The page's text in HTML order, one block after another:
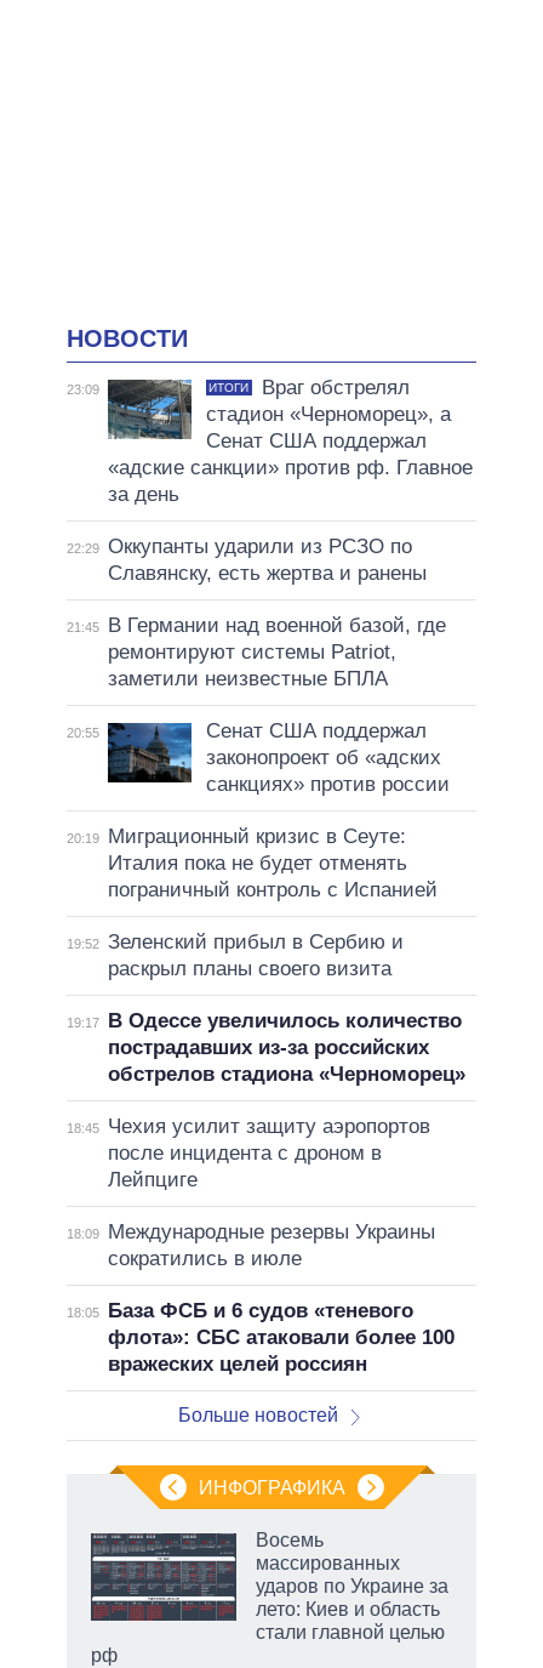
НОВОСТИ
23:09 ИТОГИ
Враг обстрелял
стадион «Черноморец», а
Сенат США поддержал
«адские санкции» против рф. Главное
за день
22:29 Оккупанты ударили из РСЗО по
Славянску, есть жертва и ранены
21:45
В Германии над военной базой, где
ремонтируют системы Patriot,
заметили неизвестные БПЛА
20:55
Сенат США поддержал
законопроект об «адских
санкциях» против россии
20:19
Миграционный кризис в Сеуте:
Италия пока не будет отменять
пограничный контроль с Испанией
19:52 Зеленский прибыл в Сербию и
раскрыл планы своего визита
19:17
В Одессе увеличилось количество
пострадавших из-за российских
обстрелов стадиона «Черноморец»
18:45
Чехия усилит защиту аэропортов
после инцидента с дроном в
Лейпциге
18:09
Международные резервы Украины
сократились в июле
18:05
База ФСБ и 6 судов «теневого
флота»: СБС атаковали более 100
вражеских целей россиян
Больше новостей
ИНФОГРАФИКА
Восемь
массированных
ударов по Украине за
лето: Киев и область
стали главной целью
рф